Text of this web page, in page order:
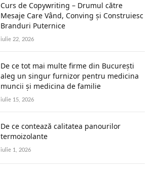
Curs de Copywriting – Drumul către
Mesaje Care Vând, Conving și Construiesc
Branduri Puternice
iulie 22, 2026
De ce tot mai multe firme din București
aleg un singur furnizor pentru medicina
muncii și medicina de familie
iulie 15, 2026
De ce contează calitatea panourilor
termoizolante
iulie 1, 2026